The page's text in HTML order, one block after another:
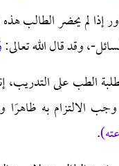
لم يحضر الطالب
، وقد قال الله تعالى:
الطب على التدريب،
الالتزام به ظاهرًا
.